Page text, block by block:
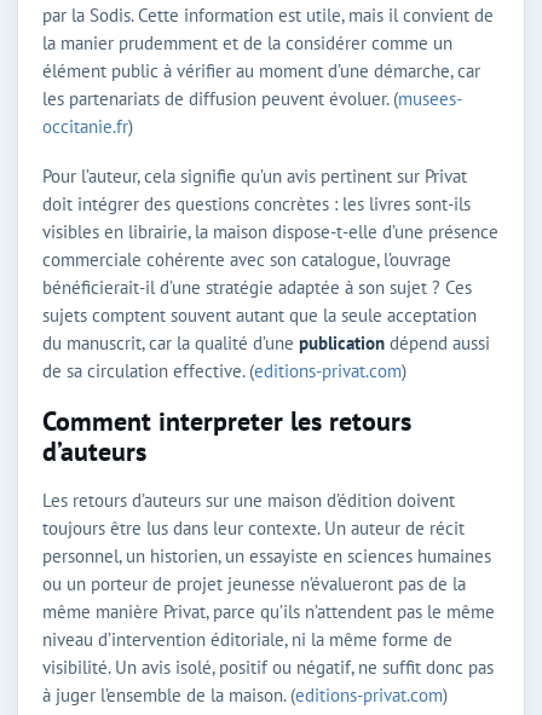
par la Sodis. Cette information est utile, mais il convient de
la manier prudemment et de la considérer comme un
élément public à vérifier au moment d’une démarche, car
les partenariats de diffusion peuvent évoluer. (musees-
occitanie.fr)
Pour l’auteur, cela signifie qu’un avis pertinent sur Privat
doit intégrer des questions concrètes : les livres sont-ils
visibles en librairie, la maison dispose-t-elle d’une présence
commerciale cohérente avec son catalogue, l’ouvrage
bénéficierait-il d’une stratégie adaptée à son sujet ? Ces
sujets comptent souvent autant que la seule acceptation
du manuscrit, car la qualité d’une publication dépend aussi
de sa circulation effective. (editions-privat.com)
Comment interpreter les retours
d’auteurs
Les retours d’auteurs sur une maison d’édition doivent
toujours être lus dans leur contexte. Un auteur de récit
personnel, un historien, un essayiste en sciences humaines
ou un porteur de projet jeunesse n’évalueront pas de la
même manière Privat, parce qu’ils n’attendent pas le même
niveau d’intervention éditoriale, ni la même forme de
visibilité. Un avis isolé, positif ou négatif, ne suffit donc pas
à juger l’ensemble de la maison. (editions-privat.com)